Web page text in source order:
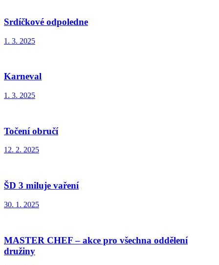
Srdíčkové odpoledne
1. 3. 2025
Karneval
1. 3. 2025
Točení obručí
12. 2. 2025
ŠD 3 miluje vaření
30. 1. 2025
MASTER CHEF – akce pro všechna oddělení
družiny